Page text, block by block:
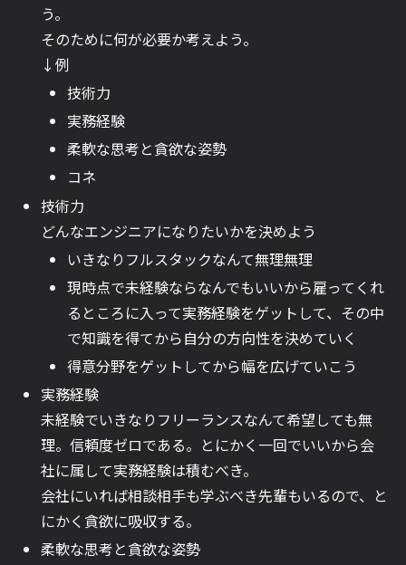
う。
そのために何が必要か考えよう。
↓例
技術力
実務経験
柔軟な思考と貪欲な姿勢
コネ
技術力
どんなエンジニアになりたいかを決めよう
いきなりフルスタックなんて無理無理
現時点で未経験ならなんでもいいから雇ってくれ
るところに入って実務経験をゲットして、その中
で知識を得てから自分の方向性を決めていく
得意分野をゲットしてから幅を広げていこう
実務経験
未経験でいきなりフリーランスなんて希望しても無
理。信頼度ゼロである。とにかく一回でいいから会
社に属して実務経験は積むべき。
会社にいれば相談相手も学ぶべき先輩もいるので、と
にかく貪欲に吸収する。
柔軟な思考と貪欲な姿勢